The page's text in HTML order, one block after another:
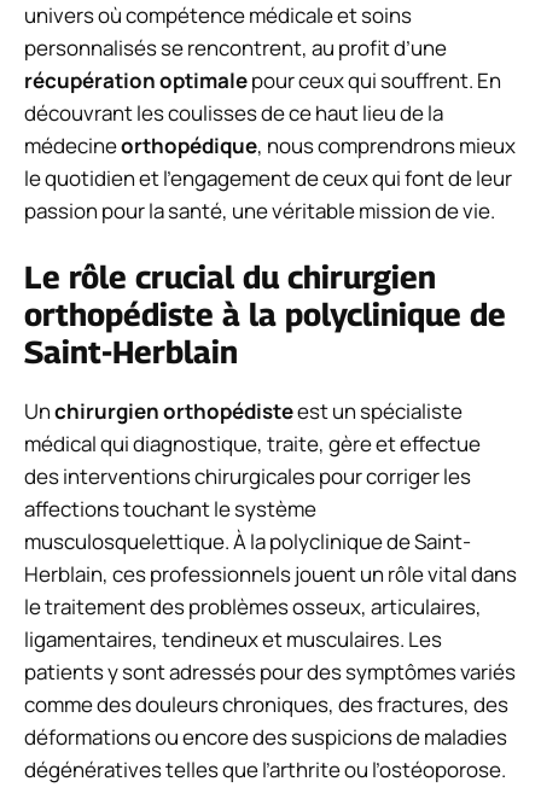
univers où compétence médicale et soins
personnalisés se rencontrent, au profit d’une
récupération optimalepour ceux qui souffrent. En
découvrant les coulisses de ce haut lieu de la
médecineorthopédique, nous comprendrons mieux
le quotidien et l’engagement de ceux qui font de leur
passion pour la santé, une véritable mission de vie.
Le rôle crucial du chirurgien
orthopédiste à la polyclinique de
Saint-Herblain
Unchirurgien orthopédisteest un spécialiste
médical qui diagnostique, traite, gère et effectue
des interventions chirurgicales pour corriger les
affections touchant le système
musculosquelettique. À la polyclinique de Saint-
Herblain, ces professionnels jouent un rôle vital dans
le traitement des problèmes osseux, articulaires,
ligamentaires, tendineux et musculaires. Les
patients y sont adressés pour des symptômes variés
comme des douleurs chroniques, des fractures, des
déformations ou encore des suspicions de maladies
dégénératives telles que l’arthrite ou l’ostéoporose.